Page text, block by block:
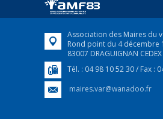
FEUILLETER
Association des Maires du
Rond point du 4 décembre
83007 DRAGUIGNAN CEDEX
Tél. : 04 98 10 52 30 / Fax :
maires.var@wanadoo.fr